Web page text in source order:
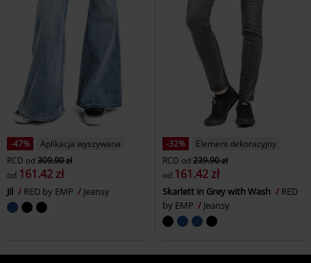
-47%
Aplikacja wyszywana
RCD od 309.90 zł
od 161.42 zł
Jil RED by EMP Jeansy
-32%
Element dekoracyjny
RCD od 239.90 zł
od 161.42 zł
Skarlett in Grey with Wash
RED
by EMP
Jeansy